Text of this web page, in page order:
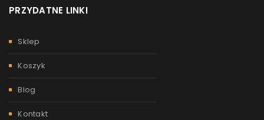
PRZYDATNE LINKI
Sklep
Koszyk
Blog
Kontakt